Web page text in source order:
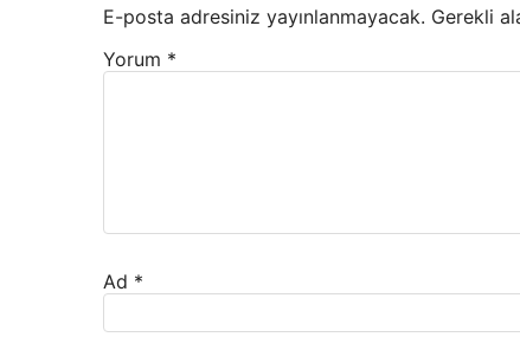
E-posta adresiniz yayınlanmayacak. Gerekli
Yorum *
Ad *